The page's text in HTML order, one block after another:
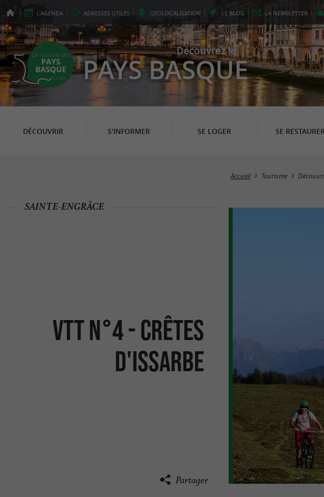
L'AGENDA ADRESSES UTILES GEOLOCALISATION LE BLOG LA NEWSLETTER
Découvrez le
PAYS BASQUE
DÉCOUVRIR S'INFORMER SE LOGER SE RESTAURER
Accueil Tourisme
VTT N°4 - Crêtes
d'Issarbe
SAINTE-ENGRÂCE
Partager